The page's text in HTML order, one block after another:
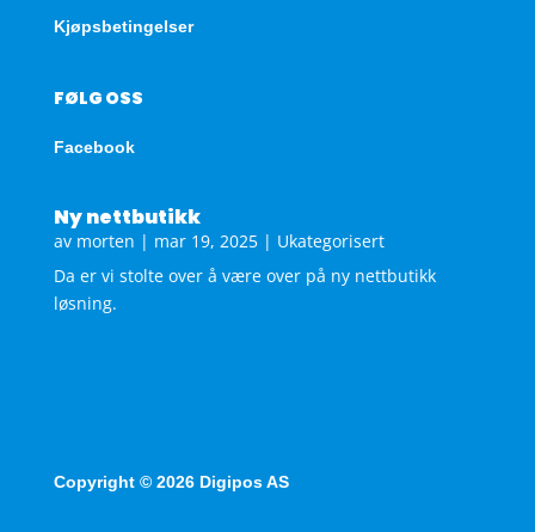
Kjøpsbetingelser
FØLG OSS
Facebook
Ny nettbutikk
av morten | mar 19, 2025| Ukategorisert
Da er vi stolte over å være over på ny nettbutikk
løsning.
Copyright © 2026 Digipos AS